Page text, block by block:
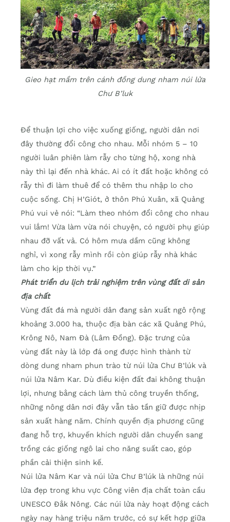
Gieo hạt mầm trên cánh đồng dung nham núi lửa
Chư B’luk
Để thuận lợi cho việc xuống giống, người dân nơi
đây thường đổi công cho nhau. Mỗi nhóm 5 – 10
người luân phiên làm rẫy cho từng hộ, xong nhà
này thì lại đến nhà khác. Ai có ít đất hoặc không có
rẫy thì đi làm thuê để có thêm thu nhập lo cho
cuộc sống. Chị H’Giót, ở thôn Phú Xuân, xã Quảng
Phú vui vẻ nói: “Làm theo nhóm đổi công cho nhau
vui lắm! Vừa làm vừa nói chuyện, có người phụ giúp
nhau đỡ vất vả. Có hôm mưa dầm cũng không
nghỉ, vì xong rẫy mình rồi còn giúp rẫy nhà khác
làm cho kịp thời vụ.”
Phát triển du lịch trải nghiệm trên vùng đất di sản
địa chất
Vùng đất đá mà người dân đang sản xuất ngô rộng
khoảng 3.000 ha, thuộc địa bàn các xã Quảng Phú,
Krông Nô, Nam Đà (Lâm Đồng). Đặc trưng của
vùng đất này là lớp đá ong được hình thành từ
dòng dung nham phun trào từ núi lửa Chư B’lúk và
núi lửa Nâm Kar. Dù điều kiện đất đai không thuận
lợi, nhưng bằng cách làm thủ công truyền thống,
những nông dân nơi đây vẫn tảo tần giữ được nhịp
sản xuất hàng năm. Chính quyền địa phương cũng
đang hỗ trợ, khuyến khích người dân chuyển sang
trồng các giống ngô lai cho năng suất cao, góp
phần cải thiện sinh kế.
Núi lửa Nâm Kar và núi lửa Chư B’lúk là những núi
lửa đẹp trong khu vực Công viên địa chất toàn cầu
UNESCO Đắk Nông. Các núi lửa này hoạt động cách
ngày nay hàng triệu năm trước, có sự kết hợp giữa